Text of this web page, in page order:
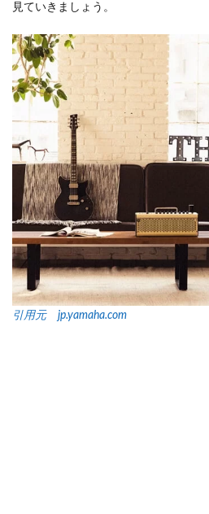
は
1.5
基礎
は共
通の
アコ
見ていきましょう。
引用元 jp.yamaha.com